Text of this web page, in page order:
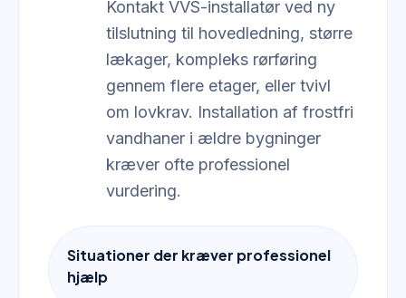
Kontakt VVS-installatør ved ny
tilslutning til hovedledning, større
lækager, kompleks rørføring
gennem flere etager, eller tvivl
om lovkrav. Installation af frostfri
vandhaner i ældre bygninger
kræver ofte professionel
vurdering.
Situationer der kræver professionel
hjælp